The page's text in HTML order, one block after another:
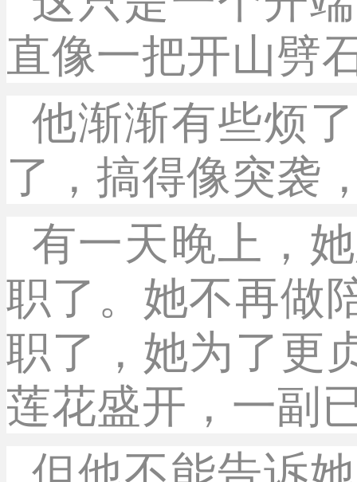
直像一把开山劈
他渐渐有些烦
了，搞得像突袭
有一天晚上，
职了。她不再做
职了，她为了更
莲花盛开，一副